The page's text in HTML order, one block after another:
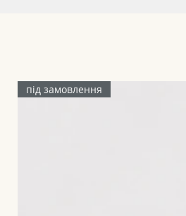
під замовлення